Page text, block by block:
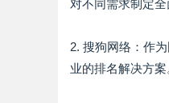
对不同需求制定全
2. 搜狗网络：作
业的排名解决方案